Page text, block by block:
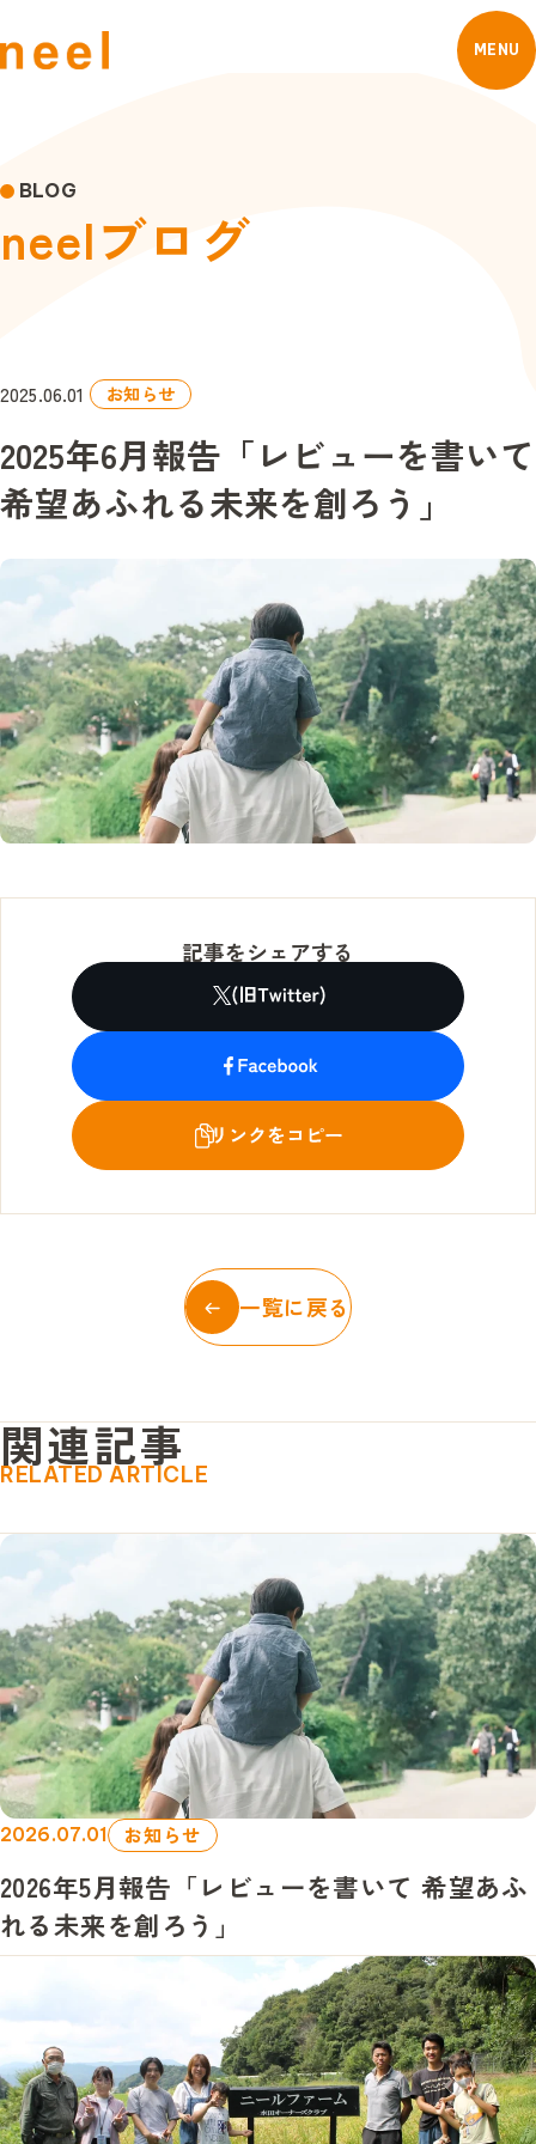
MENU
BLOG
neelブロ グ
2025.06.01 お知らせ
2025年6月報告「レビューを書いて
希望あふれる未来を創ろう」
記事をシェアする
一覧に戻る
関連記事
RELATED ARTICLE
2026.07.01 お知らせ
2026年5月報告「レビューを書いて 希望あふ
れる未来を創ろう」